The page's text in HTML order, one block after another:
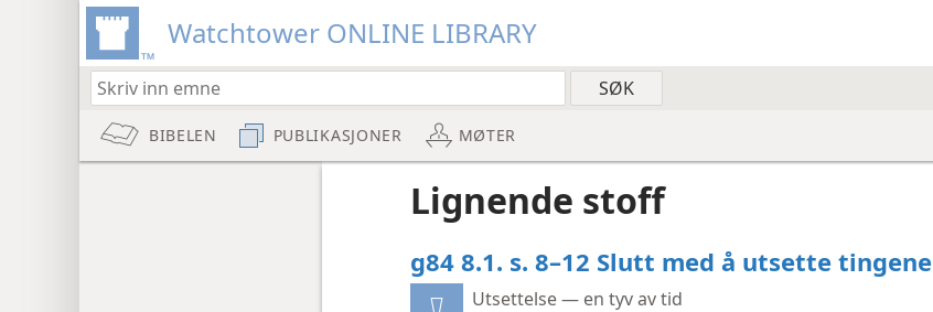
Watchtower ONLINE LIBRARY
BIBELEN PUBLIKASJONER MØTER
Lignende stoff
g84 8.1. s. 8–12 Slutt med å utsette tingene
Utsettelse — en tyv av tid